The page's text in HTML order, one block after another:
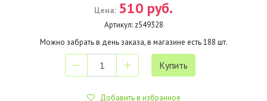
Цена: 510 руб.
Артикул: z549328
Можно забрать в день заказа, в магазине есть188 шт.
Добавить в избранное